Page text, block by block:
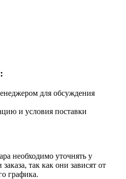
для обсуждения
и условия поставки
необходимо уточнять у
так как они зависят от
графика.